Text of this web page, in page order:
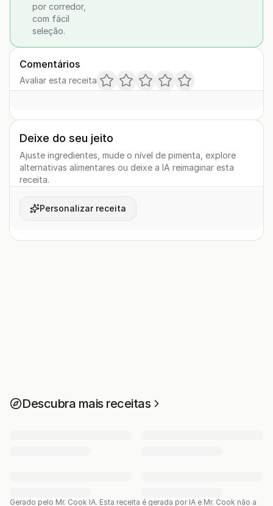
por corredor,
com fácil
seleção.
Comentários
Avaliar esta receita
Deixe do seu jeito
Ajuste ingredientes, mude o nível de pimenta, explore
alternativas alimentares ou deixe a IA reimaginar esta
receita.
Personalizar receita
Descubra mais receitas
Gerado pelo Mr. Cook IA. Esta receita é gerada por IA e Mr. Cook não a